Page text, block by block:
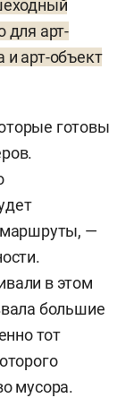
для арт-
и арт-объект
готовы
маршруты, —
в этом
большие
тот
мусора.